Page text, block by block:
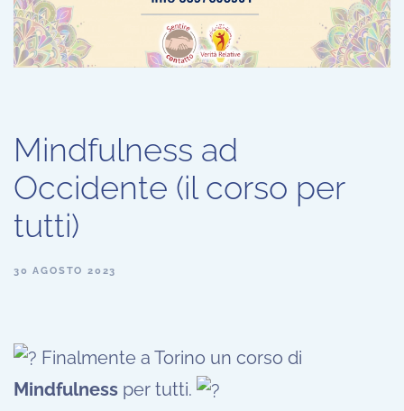
Mindfulness ad
Occidente (il corso per
tutti)
30 AGOSTO 2023
Finalmente a Torino un corso di
Mindfulness per tutti.